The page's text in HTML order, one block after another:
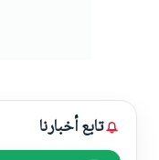
تابع أخبارنا